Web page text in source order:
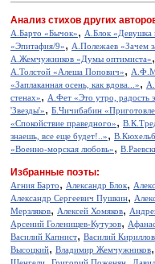
Анализ стихов других
А.Барто «Бычок», А.Блок «Девушка
«Эпитафия/9», А.Полежаев «Зачем
А.Жемчужников «Думы оптимиста»,
А.Толстой «Алеша Попович»,
«Заплаканная осень, как вдова...»,
стенах», А.Фет «Это утро, радость
'Звезды'», Б.Чичибабин
«Спокойствие праведного»,
знаешь, все еще будет!..»,
«Военно-морская любовь»,
Избранные поэты:
Агния Барто, Александр Блок,
Александр Сергеевич Пушкин,
Мерзляков, Алексей Хомяков,
Арсений Голенищев-Кутузов,
Василий Капнист, Василий
Высоцкий, Владимир Жемчужников,